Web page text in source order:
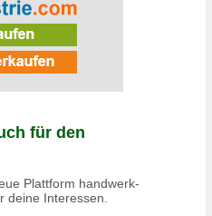
für den
Plattform handwerk-
deine Interessen.